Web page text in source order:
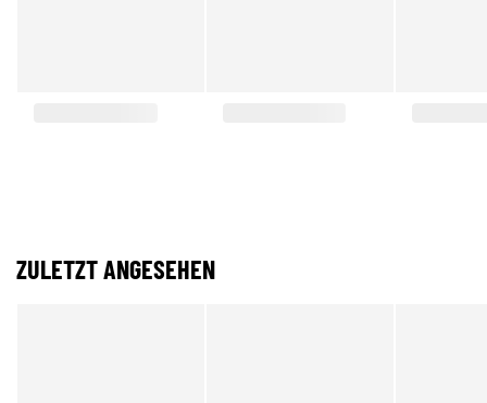
ZULETZT ANGESEHEN